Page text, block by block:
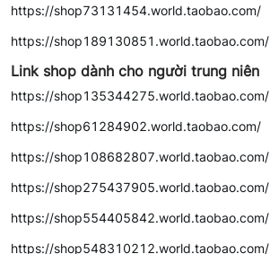
https://shop73131454.world.taobao.com/
https://shop189130851.world.taobao.com/
Link shop dành cho người trung niên
https://shop135344275.world.taobao.com/
https://shop61284902.world.taobao.com/
https://shop108682807.world.taobao.com/
https://shop275437905.world.taobao.com/
https://shop554405842.world.taobao.com/
https://shop548310212.world.taobao.com/